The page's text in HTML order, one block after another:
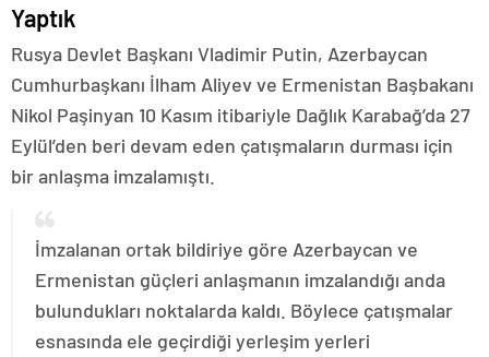
Yaptık
Rusya Devlet Başkanı Vladimir Putin, Azerbaycan
Cumhurbaşkanı İlham Aliyev ve Ermenistan Başbakanı
Nikol Paşinyan 10 Kasım itibariyle Dağlık Karabağ’da 27
Eylül’den beri devam eden çatışmaların durması için
bir anlaşma imzalamıştı.
İmzalanan ortak bildiriye göre Azerbaycan ve
Ermenistan güçleri anlaşmanın imzalandığı anda
bulundukları noktalarda kaldı. Böylece çatışmalar
esnasında ele geçirdiği yerleşim yerleri